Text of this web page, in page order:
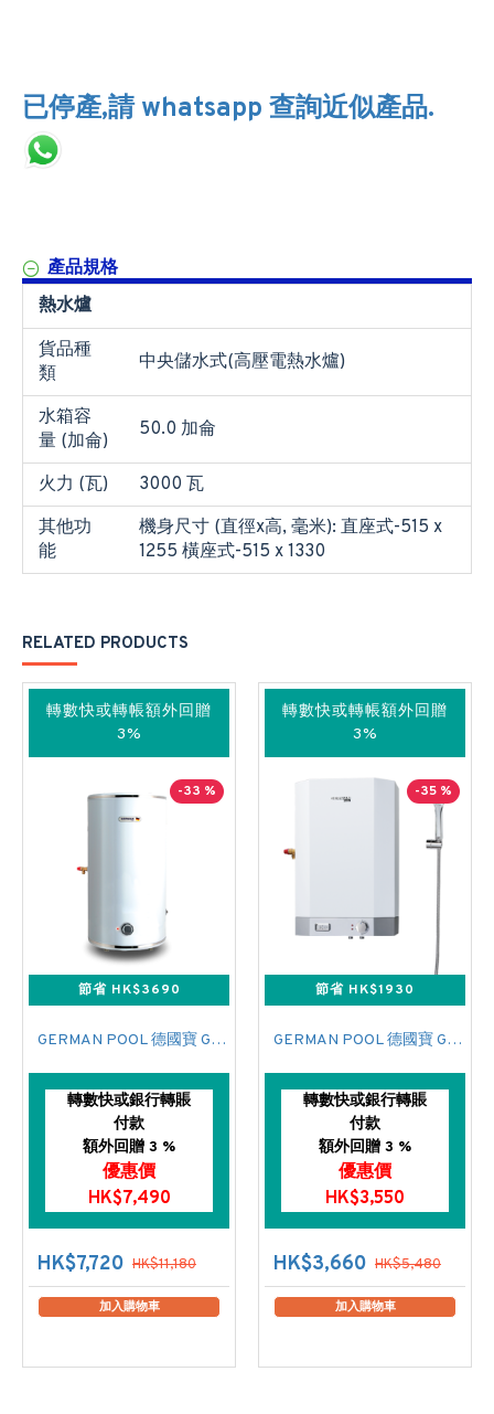
已停產,請 whatsapp 查詢近似產品.
產品規格
熱水爐
貨品種
類
中央儲水式(高壓電熱水爐)
水箱容
量 (加侖)
50.0 加侖
火力 (瓦)
3000 瓦
其他功
能
機身尺寸 (直徑x高, 毫米): 直座式-515 x
1255 橫座式-515 x 1330
RELATED PRODUCTS
轉數快或轉帳額外回贈
3%
-33 %
節省 HK$3690
GERMAN POOL 德國寶 GPU-50 中央儲水式(高壓電熱水爐)
轉數快或銀行轉賬
付款
額外回贈 3 %
優惠價
HK$7,490
HK$7,720 HK$11,180
加入購物車
轉數快或轉帳額外回贈
3%
-35 %
節省 HK$1930
GERMAN POOL 德國寶 GPU-6SSL 中央儲水式(高壓電熱水爐)
轉數快或銀行轉賬
付款
額外回贈 3 %
優惠價
HK$3,550
HK$3,660 HK$5,480
加入購物車